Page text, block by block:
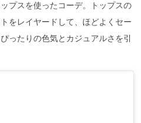
プスを使ったコーデ。トップスの
をレイヤードして、ほどよくセー
ったりの色気とカジュアルさを引